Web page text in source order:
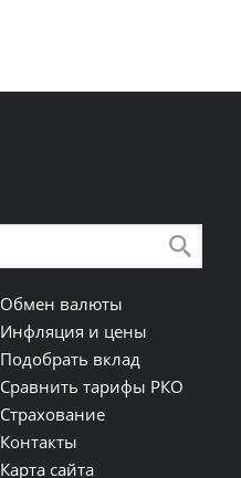
Обмен валюты
Инфляция и цены
Подобрать вклад
Сравнить тарифы РКО
Страхование
Контакты
Карта сайта